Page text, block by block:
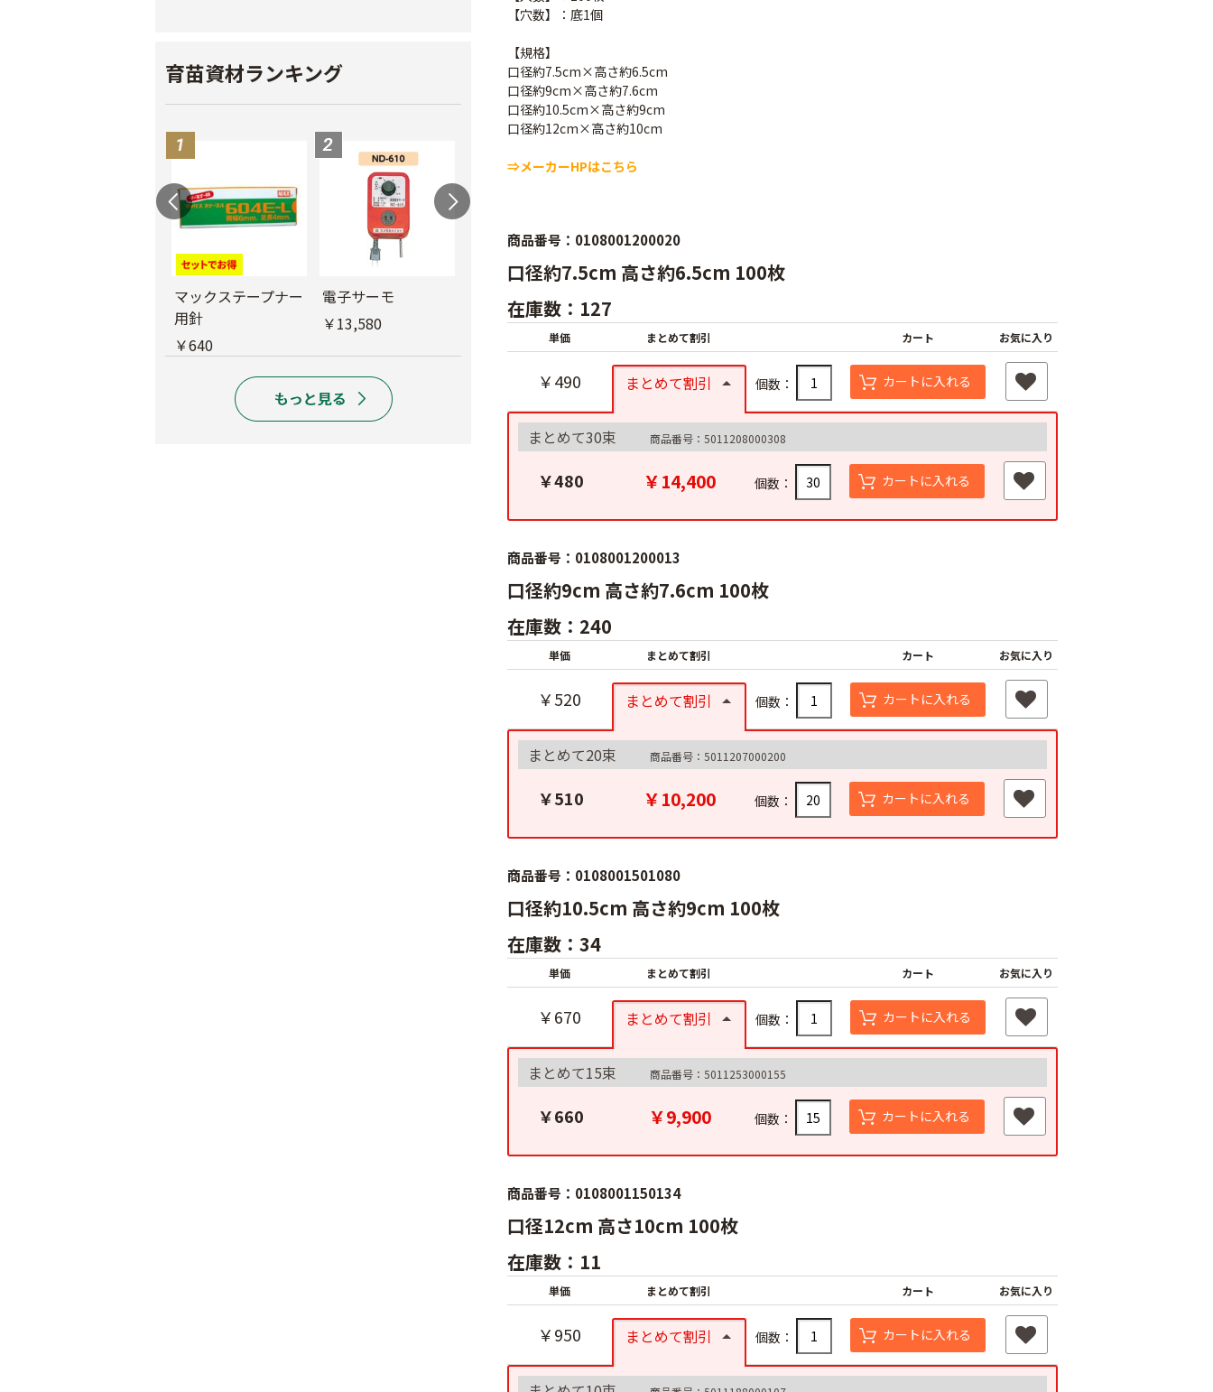
育苗資材ランキング
マックステープナー
用針
￥640
電子サーモ
￥13,580
農電マット 単相
￥19,980
クステープナー用）
￥1,340
￥3,480
ート
￥1,980
【穴数】：底1個
【規格】
口径約7.5cm×高さ約6.5cm
口径約9cm×高さ約7.6cm
口径約10.5cm×高さ約9cm
口径約12cm×高さ約10cm
⇒メーカーHPはこちら
商品番号：0108001200020
口径約7.5cm 高さ約6.5cm 100枚
在庫数：127
単価 まとめて割引 カート お気に入り
￥490 まとめて割引 個数： カートに入れる
まとめて30束 商品番号：5011208000308
￥480 ￥14,400 個数： カートに入れる
商品番号：0108001200013
口径約9cm 高さ約7.6cm 100枚
在庫数：240
単価 まとめて割引 カート お気に入り
￥520 まとめて割引 個数： カートに入れる
まとめて20束 商品番号：5011207000200
￥510 ￥10,200 個数： カートに入れる
商品番号：0108001501080
口径約10.5cm 高さ約9cm 100枚
在庫数：34
単価 まとめて割引 カート お気に入り
￥670 まとめて割引 個数： カートに入れる
まとめて15束 商品番号：5011253000155
￥660 ￥9,900 個数： カートに入れる
商品番号：0108001150134
口径12cm 高さ10cm 100枚
在庫数：11
単価 まとめて割引 カート お気に入り
￥950 まとめて割引 個数： カートに入れる